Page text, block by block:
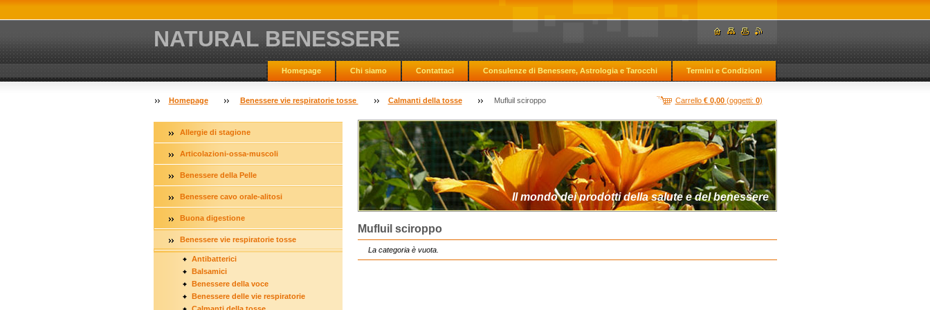
NATURAL BENESSERE
Homepage Chi siamo Contattaci Consulenze di Benessere, Astrologia e Tarocchi Termini e Condizioni
Carrello € 0,00(oggetti: 0)
Homepage Benessere vie respiratorie tosse Calmanti della tosse Mufluil sciroppo
Il mondo dei prodotti della salute e del benessere
Mufluil sciroppo
La categoria è vuota.
Allergie di stagione
Articolazioni-ossa-muscoli
Benessere della Pelle
Benessere cavo orale-alitosi
Buona digestione
Benessere vie respiratorie tosse
Antibatterici
Balsamici
Benessere della voce
Benessere delle vie respiratorie